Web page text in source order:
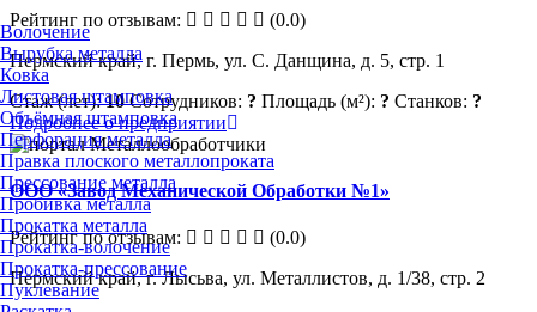
Волочение
Вырубка металла
Ковка
Листовая штамповка
Объёмная штамповка
Перфорация металла
Правка плоского металлопроката
Прессование металла
Пробивка металла
Прокатка металла
Прокатка-волочение
Прокатка-прессование
Пуклевание
Рейтинг по отзывам:
(0.0)
Пермский край, г. Пермь, ул. С. Данщина, д. 5, стр. 1
Стаж (лет):10 Сотрудников: ? Площадь (м²): ? Станков: ?
Подробнее о предприятии
ООО «Завод Механической Обработки №1»
Рейтинг по отзывам:
(0.0)
Пермский край, г. Лысьва, ул. Металлистов, д. 1/38, стр. 2